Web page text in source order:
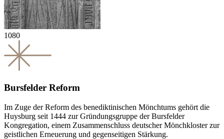
1080
Bursfelder Reform
Im Zuge der Reform des benediktinischen Mönchtums gehört die
Huysburg seit 1444 zur Gründungsgruppe der Bursfelder
Kongregation, einem Zusammenschluss deutscher Mönchkloster zur
geistlichen Erneuerung und gegenseitigen Stärkung.